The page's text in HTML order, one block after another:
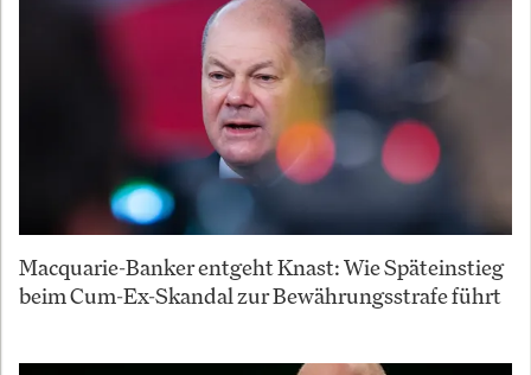
Macquarie-Banker entgeht Knast: Wie Späteinstieg
beim Cum-Ex-Skandal zur Bewährungsstrafe führt